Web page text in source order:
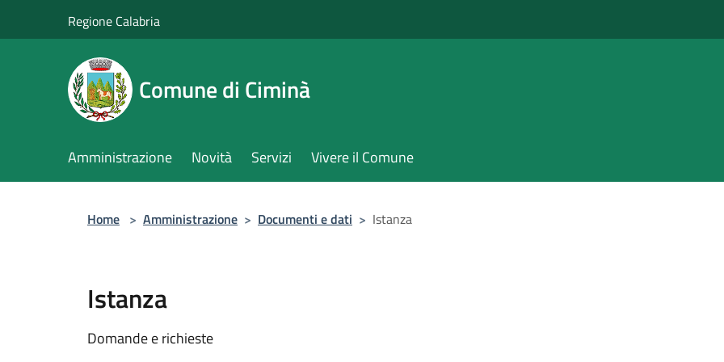
Regione Calabria
Comune di Ciminà
Amministrazione Novità Servizi Vivere il Comune
Home > Amministrazione > Documenti e dati > Istanza
Istanza
Domande e richieste